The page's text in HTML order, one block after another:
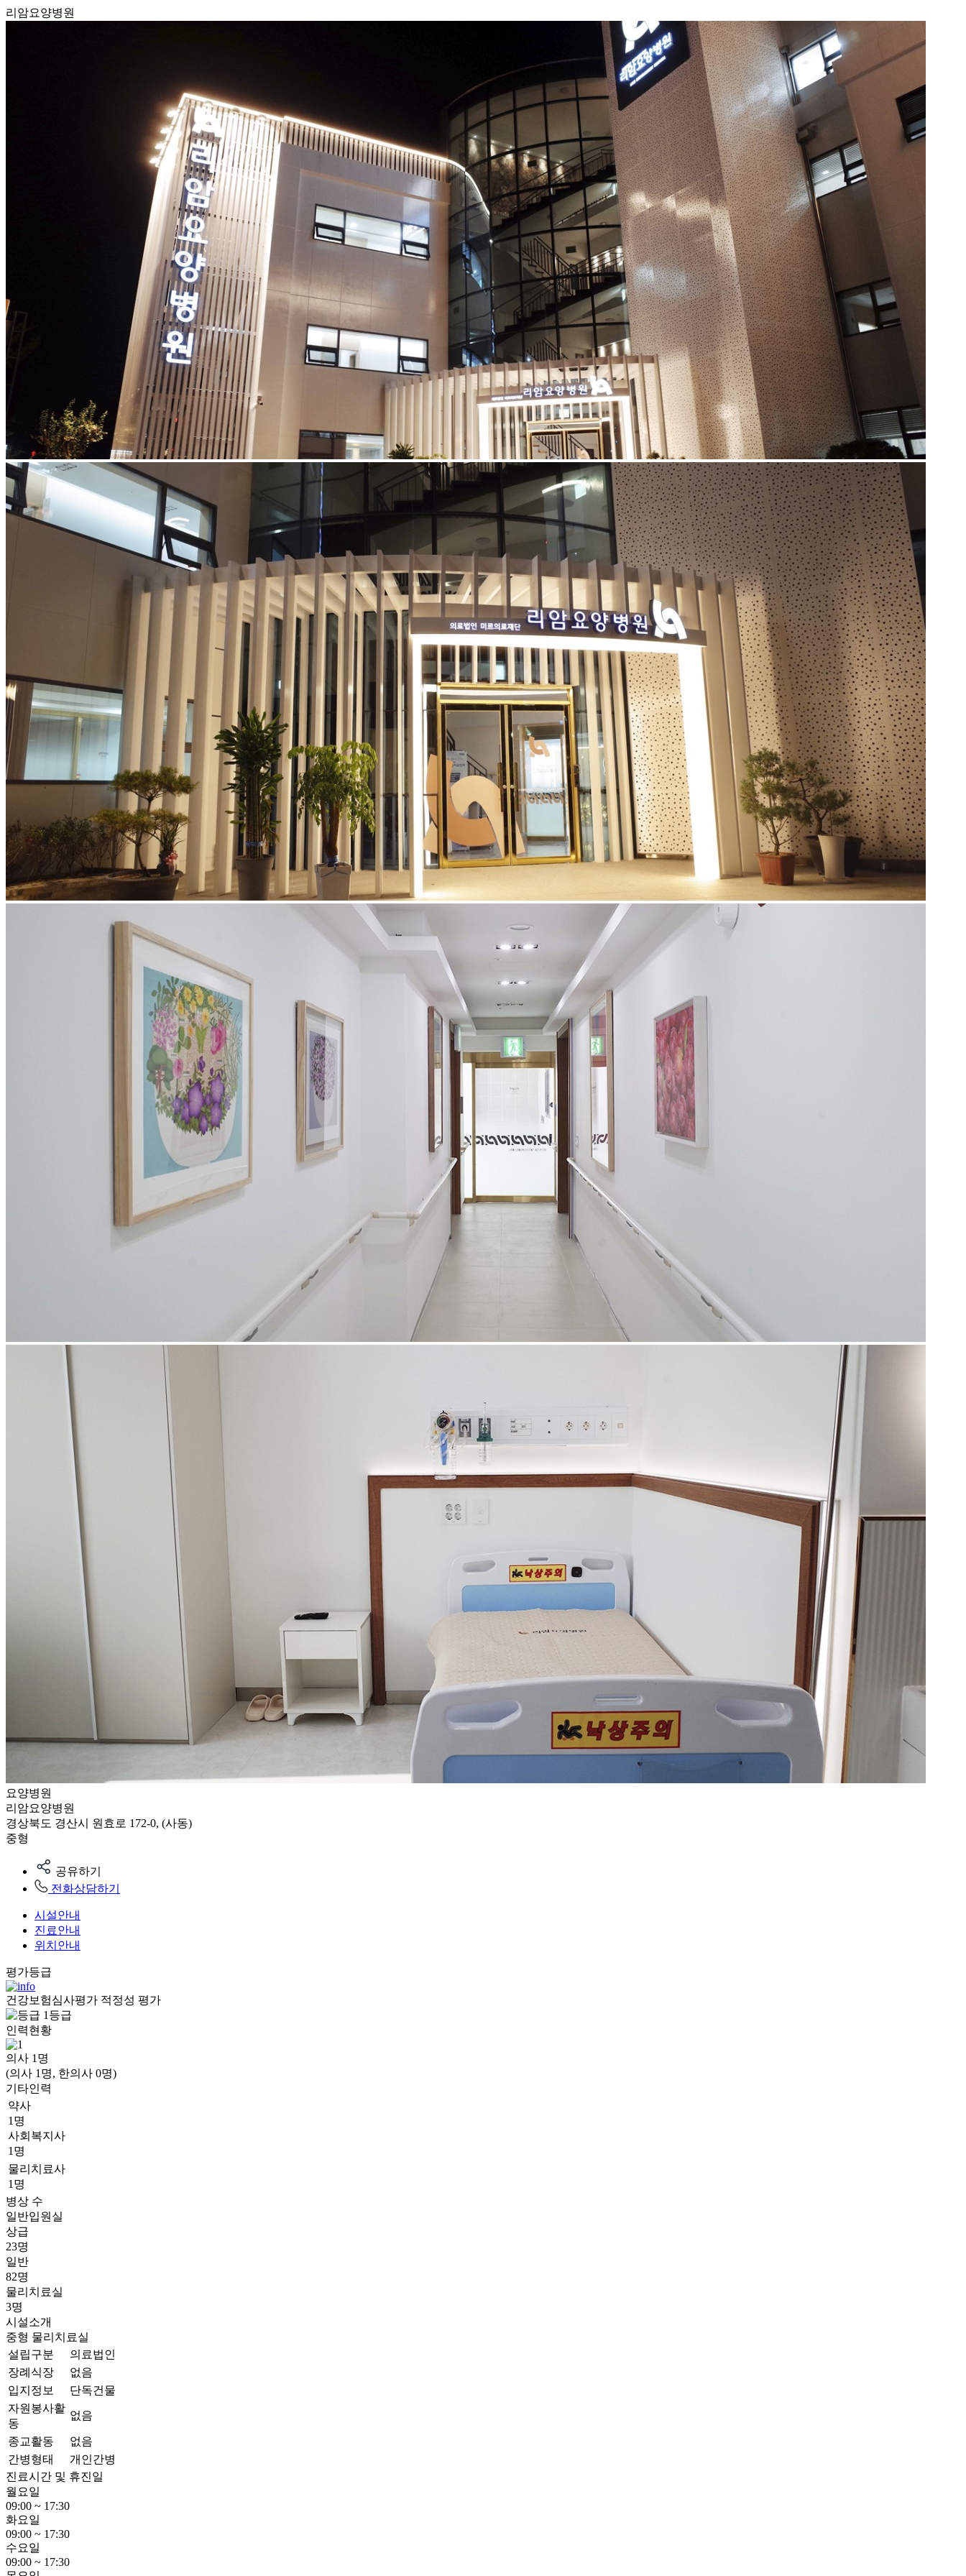
리암요양병원
요양병원
리암요양병원
경상북도 경산시 원효로 172-0, (사동)
중형
공유하기
전화상담하기
시설안내
진료안내
위치안내
평가등급
건강보험심사평가 적정성 평가
1등급
인력현황
의사 1 명
(의사 1명, 한의사 0명)
기타인력
약사
1명
사회복지사
1명
물리치료사
1명
병상 수
일반입원실
상급
23명
일반
82명
물리치료실
3명
시설소개
중형 물리치료실
설립구분
의료법인
장례식장
없음
입지정보
단독건물
자원봉사활
동
없음
종교활동
없음
간병형태
개인간병
진료시간 및 휴진일
월요일
09:00 ~ 17:30
화요일
09:00 ~ 17:30
수요일
09:00 ~ 17:30